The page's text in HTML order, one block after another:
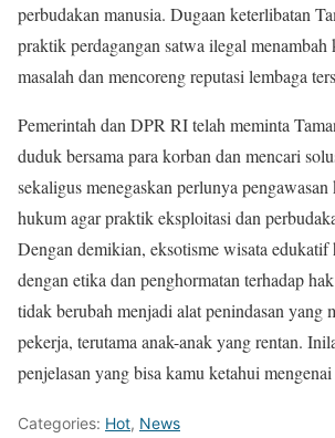
perbudakan manusia. Dugaan keterlibatan
praktik perdagangan satwa ilegal menambah
masalah dan mencoreng reputasi lembaga
Pemerintah dan DPR RI telah meminta
duduk bersama para korban dan mencari
sekaligus menegaskan perlunya pengawasan
hukum agar praktik eksploitasi dan
Dengan demikian, eksotisme wisata edukatif
dengan etika dan penghormatan terhadap
tidak berubah menjadi alat penindasan yang
pekerja, terutama anak-anak yang rentan.
penjelasan yang bisa kamu ketahui mengenai
Categories: Hot, News